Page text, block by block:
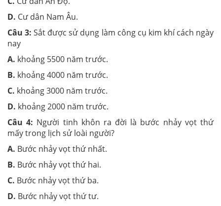
D. Cư dân Nam Âu.
Câu 3:Sắt được sử dụng làm công cụ kim khí cách ngày
nay
A. khoảng 5500 năm trước.
B. khoảng 4000 năm trước.
C. khoảng 3000 năm trước.
D. khoảng 2000 năm trước.
Câu 4: Người tinh khôn ra đời là bước nhảy vọt thứ
mấy trong lịch sử loài người?
A. Bước nhảy vọt thứ nhất.
B. Bước nhảy vọt thứ hai.
C. Bước nhảy vọt thứ ba.
D. Bước nhảy vọt thứ tư.